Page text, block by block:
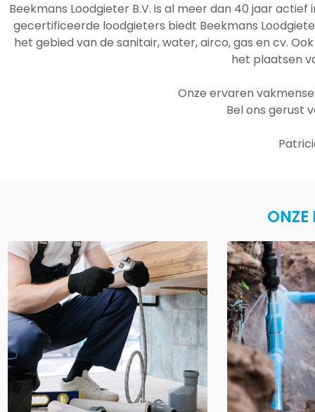
Beekmans Loodgieter B.V. is al meer dan 40 jaar
gecertificeerde loodgieters biedt Beekmans
het gebied van de sanitair, water, airco, gas en cv.
het plaatsen
Onze ervaren
Bel ons gerust
ONZE